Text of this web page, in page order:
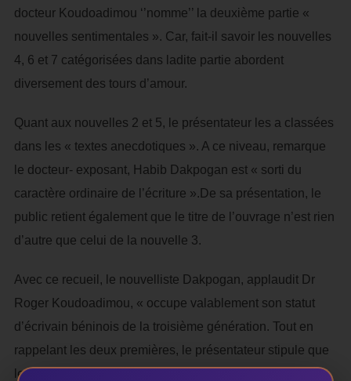
docteur Koudoadimou ‘’nomme’’ la deuxième partie «
nouvelles sentimentales ». Car, fait-il savoir les nouvelles
4, 6 et 7 catégorisées dans ladite partie abordent
diversement des tours d’amour.
Quant aux nouvelles 2 et 5, le présentateur les a classées
dans les « textes anecdotiques ». A ce niveau, remarque
le docteur- exposant, Habib Dakpogan est « sorti du
caractère ordinaire de l’écriture ».De sa présentation, le
public retient également que le titre de l’ouvrage n’est rien
d’autre que celui de la nouvelle 3.
Avec ce recueil, le nouvelliste Dakpogan, applaudit Dr
Roger Koudoadimou, « occupe valablement son statut
d’écrivain béninois de la troisième génération. Tout en
rappelant les deux premières, le présentateur stipule que
le dernier Habib Dakpogan apparaît comme une